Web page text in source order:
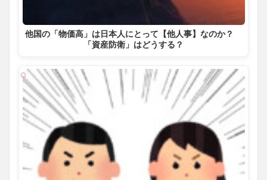
他国の「物価高」は日本人にとって【他人事】なのか？
「資産防衛」はどうする？